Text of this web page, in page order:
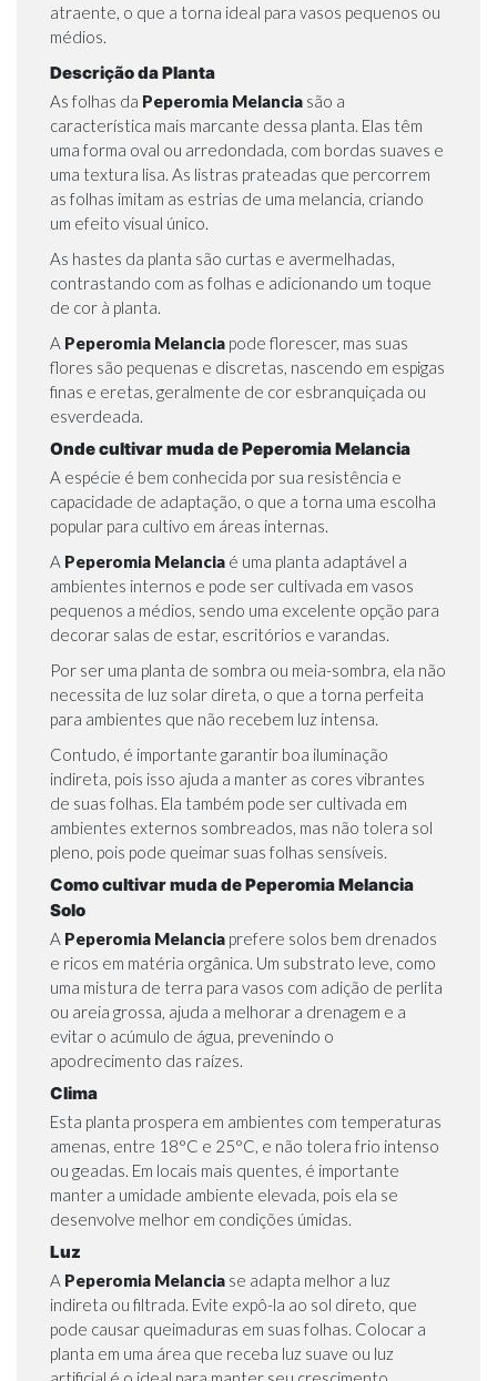
atraente, o que a torna ideal para vasos pequenos ou
médios.
Descrição da Planta
As folhas da Peperomia Melancia são a
característica mais marcante dessa planta. Elas têm
uma forma oval ou arredondada, com bordas suaves e
uma textura lisa. As listras prateadas que percorrem
as folhas imitam as estrias de uma melancia, criando
um efeito visual único.
As hastes da planta são curtas e avermelhadas,
contrastando com as folhas e adicionando um toque
de cor à planta.
A Peperomia Melancia pode florescer, mas suas
flores são pequenas e discretas, nascendo em espigas
finas e eretas, geralmente de cor esbranquiçada ou
esverdeada.
Onde cultivar muda de Peperomia Melancia
A espécie é bem conhecida por sua resistência e
capacidade de adaptação, o que a torna uma escolha
popular para cultivo em áreas internas.
A Peperomia Melancia é uma planta adaptável a
ambientes internos e pode ser cultivada em vasos
pequenos a médios, sendo uma excelente opção para
decorar salas de estar, escritórios e varandas.
Por ser uma planta de sombra ou meia-sombra, ela não
necessita de luz solar direta, o que a torna perfeita
para ambientes que não recebem luz intensa.
Contudo, é importante garantir boa iluminação
indireta, pois isso ajuda a manter as cores vibrantes
de suas folhas. Ela também pode ser cultivada em
ambientes externos sombreados, mas não tolera sol
pleno, pois pode queimar suas folhas sensíveis.
Como cultivar muda de Peperomia Melancia
Solo
A Peperomia Melancia prefere solos bem drenados
e ricos em matéria orgânica. Um substrato leve, como
uma mistura de terra para vasos com adição de perlita
ou areia grossa, ajuda a melhorar a drenagem e a
evitar o acúmulo de água, prevenindo o
apodrecimento das raízes.
Clima
Esta planta prospera em ambientes com temperaturas
amenas, entre 18°C e 25°C, e não tolera frio intenso
ou geadas. Em locais mais quentes, é importante
manter a umidade ambiente elevada, pois ela se
desenvolve melhor em condições úmidas.
Luz
A Peperomia Melancia se adapta melhor a luz
indireta ou filtrada. Evite expô-la ao sol direto, que
pode causar queimaduras em suas folhas. Colocar a
planta em uma área que receba luz suave ou luz